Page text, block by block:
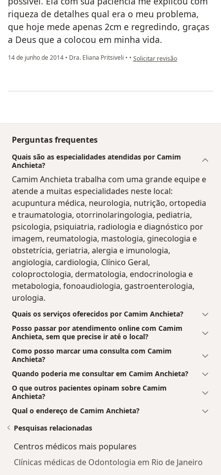
riqueza de detalhes qual era o meu problema,
que hoje mede apenas 2cm e regredindo, graças
a Deus que a colocou em minha vida.
14 de junho de 2014 • Dra. Eliana Pritsiveli • • na opinião do utilizador Sua
Solicitar revisão
Perguntas frequentes
Quais são as especialidades atendidas por Camim
Anchieta?
Camim Anchieta trabalha com uma grande equipe e
atende a muitas especialidades neste local:
acupuntura médica, neurologia, nutrição, ortopedia
e traumatologia, otorrinolaringologia, pediatria,
psicologia, psiquiatria, radiologia e diagnóstico por
imagem, reumatologia, mastologia, ginecologia e
obstetrícia, geriatria, alergia e imunologia,
angiologia, cardiologia, Clínico Geral,
coloproctologia, dermatologia, endocrinologia e
metabologia, fonoaudiologia, gastroenterologia,
urologia.
Quais os serviços oferecidos por Camim Anchieta?
Posso passar por atendimento online com Camim
Anchieta, sem que precise ir até o local?
Como posso marcar uma consulta com Camim
Anchieta?
Quando poderia me consultar em Camim Anchieta?
O que outros pacientes opinam sobre Camim
Anchieta?
Qual o endereço de Camim Anchieta?
Pesquisas relacionadas
Centros médicos mais populares
Clínicas médicas de Odontologia em Rio de Janeiro